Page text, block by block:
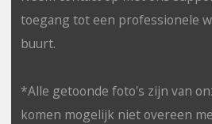
toegang tot een professionele
buurt.
*Alle getoonde foto's zijn van
komen mogelijk niet overeen